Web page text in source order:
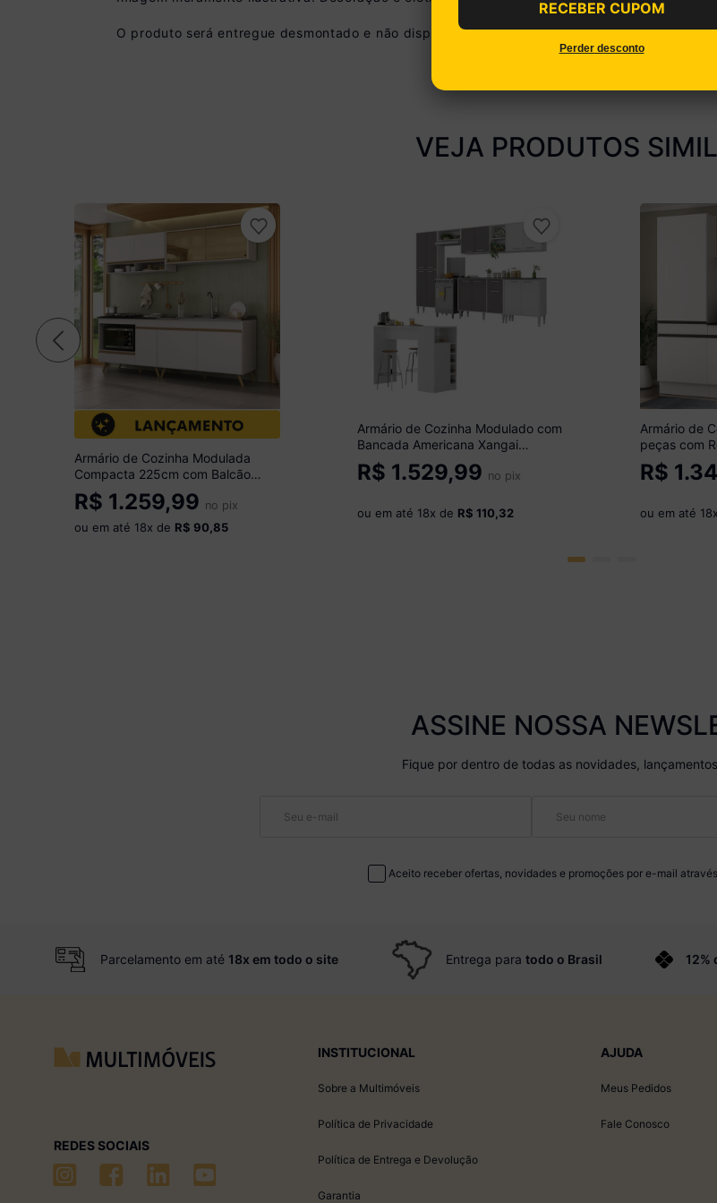
O produto será entregue desmontado e não disponibilizamos o serviço de montagem.
VEJA PRODUTOS
Armário de Cozinha Modulada
Compacta 225cm com Balcão
para Cooktop Veneza Multimóveis
MP2265 Branco/Dourado
R$ 1.259,99 no pix
ou em até 18x de R$ 90,85
Armário de Cozinha Modulado com
Bancada Americana Xangai
Multimóveis MP2206
Branco/Lacca Fumê
R$ 1.529,99 no pix
ou em até 18x de R$ 110,32
Armário de
peças com
Multimóveis
R$
ou em até 18
ASSINE NOSSA
Fique por dentro de todas as novidades,
Aceito receber ofertas, novidades e promoções por e-mail
Parcelamento em até 18x em todo o site Entrega paratodo o Brasil 12%
REDES SOCIAIS
INSTITUCIONAL
Sobre a Multimóveis
Política de Privacidade
Política de Entrega e Devolução
Garantia
AJUDA
Meus Pedidos
Fale Conosco
RECEBER CUPOM
Perder desconto